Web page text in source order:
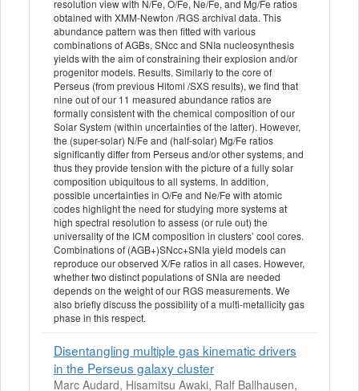
resolution view with N/Fe, O/Fe, Ne/Fe, and Mg/Fe ratios
obtained with XMM-Newton /RGS archival data. This
abundance pattern was then fitted with various
combinations of AGBs, SNcc and SNIa nucleosynthesis
yields with the aim of constraining their explosion and/or
progenitor models. Results. Similarly to the core of
Perseus (from previous Hitomi /SXS results), we find that
nine out of our 11 measured abundance ratios are
formally consistent with the chemical composition of our
Solar System (within uncertainties of the latter). However,
the (super-solar) N/Fe and (half-solar) Mg/Fe ratios
significantly differ from Perseus and/or other systems, and
thus they provide tension with the picture of a fully solar
composition ubiquitous to all systems. In addition,
possible uncertainties in O/Fe and Ne/Fe with atomic
codes highlight the need for studying more systems at
high spectral resolution to assess (or rule out) the
universality of the ICM composition in clusters’ cool cores.
Combinations of (AGB+)SNcc+SNIa yield models can
reproduce our observed X/Fe ratios in all cases. However,
whether two distinct populations of SNIa are needed
depends on the weight of our RGS measurements. We
also briefly discuss the possibility of a multi-metallicity gas
phase in this respect.
Disentangling multiple gas kinematic drivers
in the Perseus galaxy cluster
Marc Audard, Hisamitsu Awaki, Ralf Ballhausen,